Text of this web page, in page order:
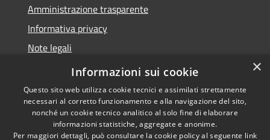
Amministrazione trasparente
Informativa privacy
Note legali
Dichiarazione di accessibilità
Copyright © 2026 • Comune di
×
Informazioni sui cookie
Questo sito web utilizza cookie tecnici e assimilati strettamente
necessari al corretto funzionamento e alla navigazione del sito,
nonché un cookie tecnico analitico al solo fine di elaborare
informazioni statistiche, aggregate e anonime.
Per maggiori dettagli, può consultare la cookie policy al seguente link